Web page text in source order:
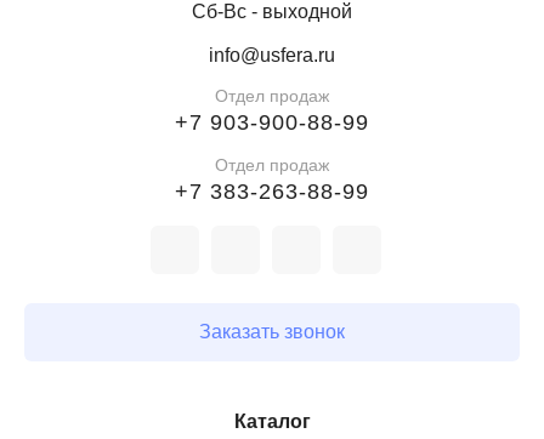
Каталог
Сб-Вс - выходной
info@usfera.ru
Отдел продаж
+7 903-900-88-99
Отдел продаж
+7 383-263-88-99
Заказать звонок